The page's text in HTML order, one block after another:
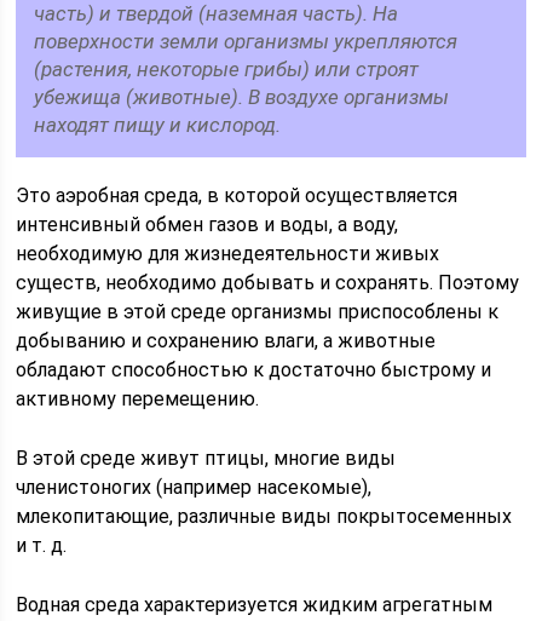
часть) и твердой (наземная часть). На
поверхности земли организмы укрепляются
(растения, некоторые грибы) или строят
убежища (животные). В воздухе организмы
находят пищу и кислород.
Это аэробная среда, в которой осуществляется
интенсивный обмен газов и воды, а воду,
необходимую для жизнедеятельности живых
существ, необходимо добывать и сохранять. Поэтому
живущие в этой среде организмы приспособлены к
добыванию и сохранению влаги, а животные
обладают способностью к достаточно быстрому и
активному перемещению.
В этой среде живут птицы, многие виды
членистоногих (например насекомые),
млекопитающие, различные виды покрытосеменных
и т. д.
Водная среда характеризуется жидким агрегатным